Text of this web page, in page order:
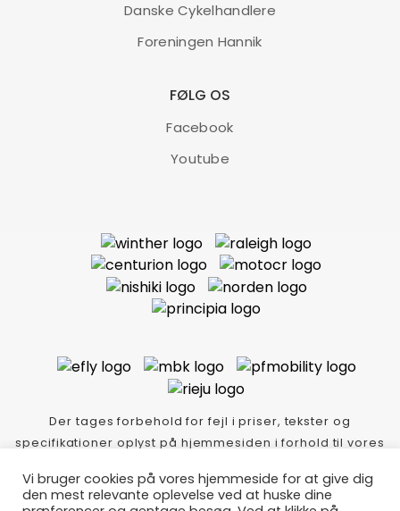
Principia MTB Alu er adrenalinfremmende og solide
mountainbikes. Med teknologi fra toppen af
sjov, træning eller løb.
Principia Evoke A2.0 Unisex 20in 6g – 20″
4.599,00 kr.
mountainbike. Med teknologi fra toppen af
Danske Cykelhandlere
Foreningen Hannik
FØLG OS
Facebook
Youtube
Der tages forbehold for fejl i priser, tekster og
specifikationer oplyst på hjemmesiden i forhold til vores
Thycykler.dk Idé-tekst-foto Copyright
Lindskog/event/kommunikation/m: 40282340-
Vi bruger cookies på vores hjemmeside for at give dig
den mest relevante oplevelse ved at huske dine